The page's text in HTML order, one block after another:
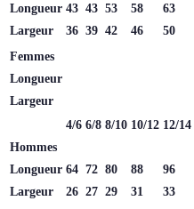
Longueur 43 43 53 58 63
Largeur
36 39 42 46 50
Femmes
Longueur
Largeur
4/6 6/8 8/10 10/12 12/14
Hommes
Longueur 64 72 80 88 96
Largeur
26 27 29 31 33